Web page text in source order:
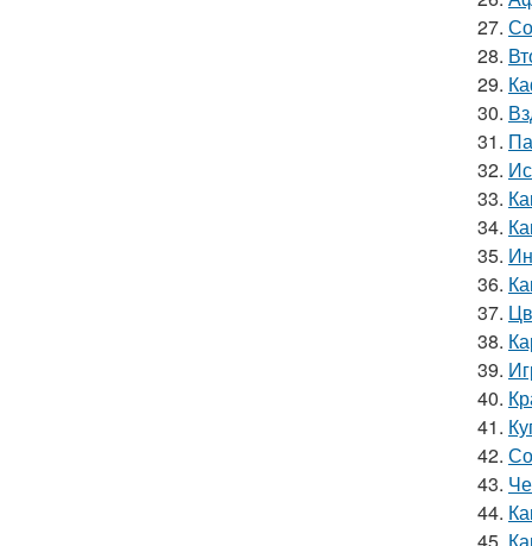
27.
28.
29.
30.
31.
32.
33.
34.
35.
36.
37.
38.
39.
40.
41.
42.
43.
44.